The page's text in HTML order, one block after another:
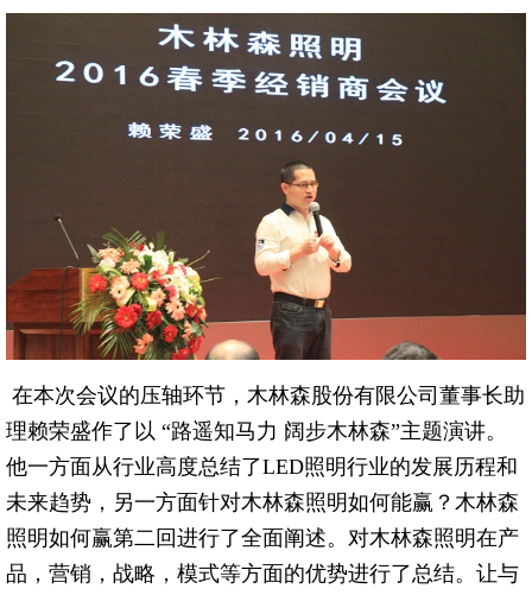
在本次会议的压轴环节，木林森股份有限公司董事长助
理赖荣盛作了以 “路遥知马力 阔步木林森”主题演讲。
他一方面从行业高度总结了LED照明行业的发展历程和
未来趋势，另一方面针对木林森照明如何能赢？木林森
照明如何赢第二回进行了全面阐述。对木林森照明在产
品，营销，战略，模式等方面的优势进行了总结。让与